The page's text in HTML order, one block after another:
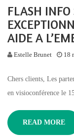
FLASH INFO
AIDE A
Estelle Brunet 18
Chers clients, Les
en visioconférence le
READ MORE